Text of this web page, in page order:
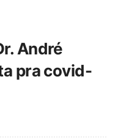
André
pra covid-